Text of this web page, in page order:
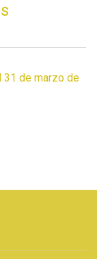
31 de marzo de